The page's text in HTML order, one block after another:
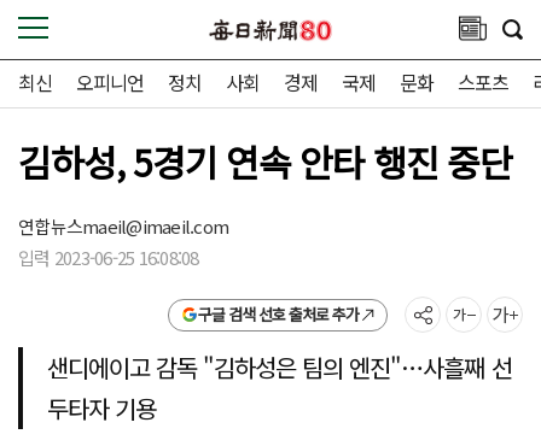
최신 오피니언 정치 사회 경제 국제 문화 스포츠
김하성, 5경기 연속 안타 행진 중단
연합뉴스maeil@imaeil.com
입력 2023-06-25 16:08:08
구글 검색 선호 출처로 추가
샌디에이고 감독 "김하성은 팀의 엔진"…사흘째 선
두타자 기용